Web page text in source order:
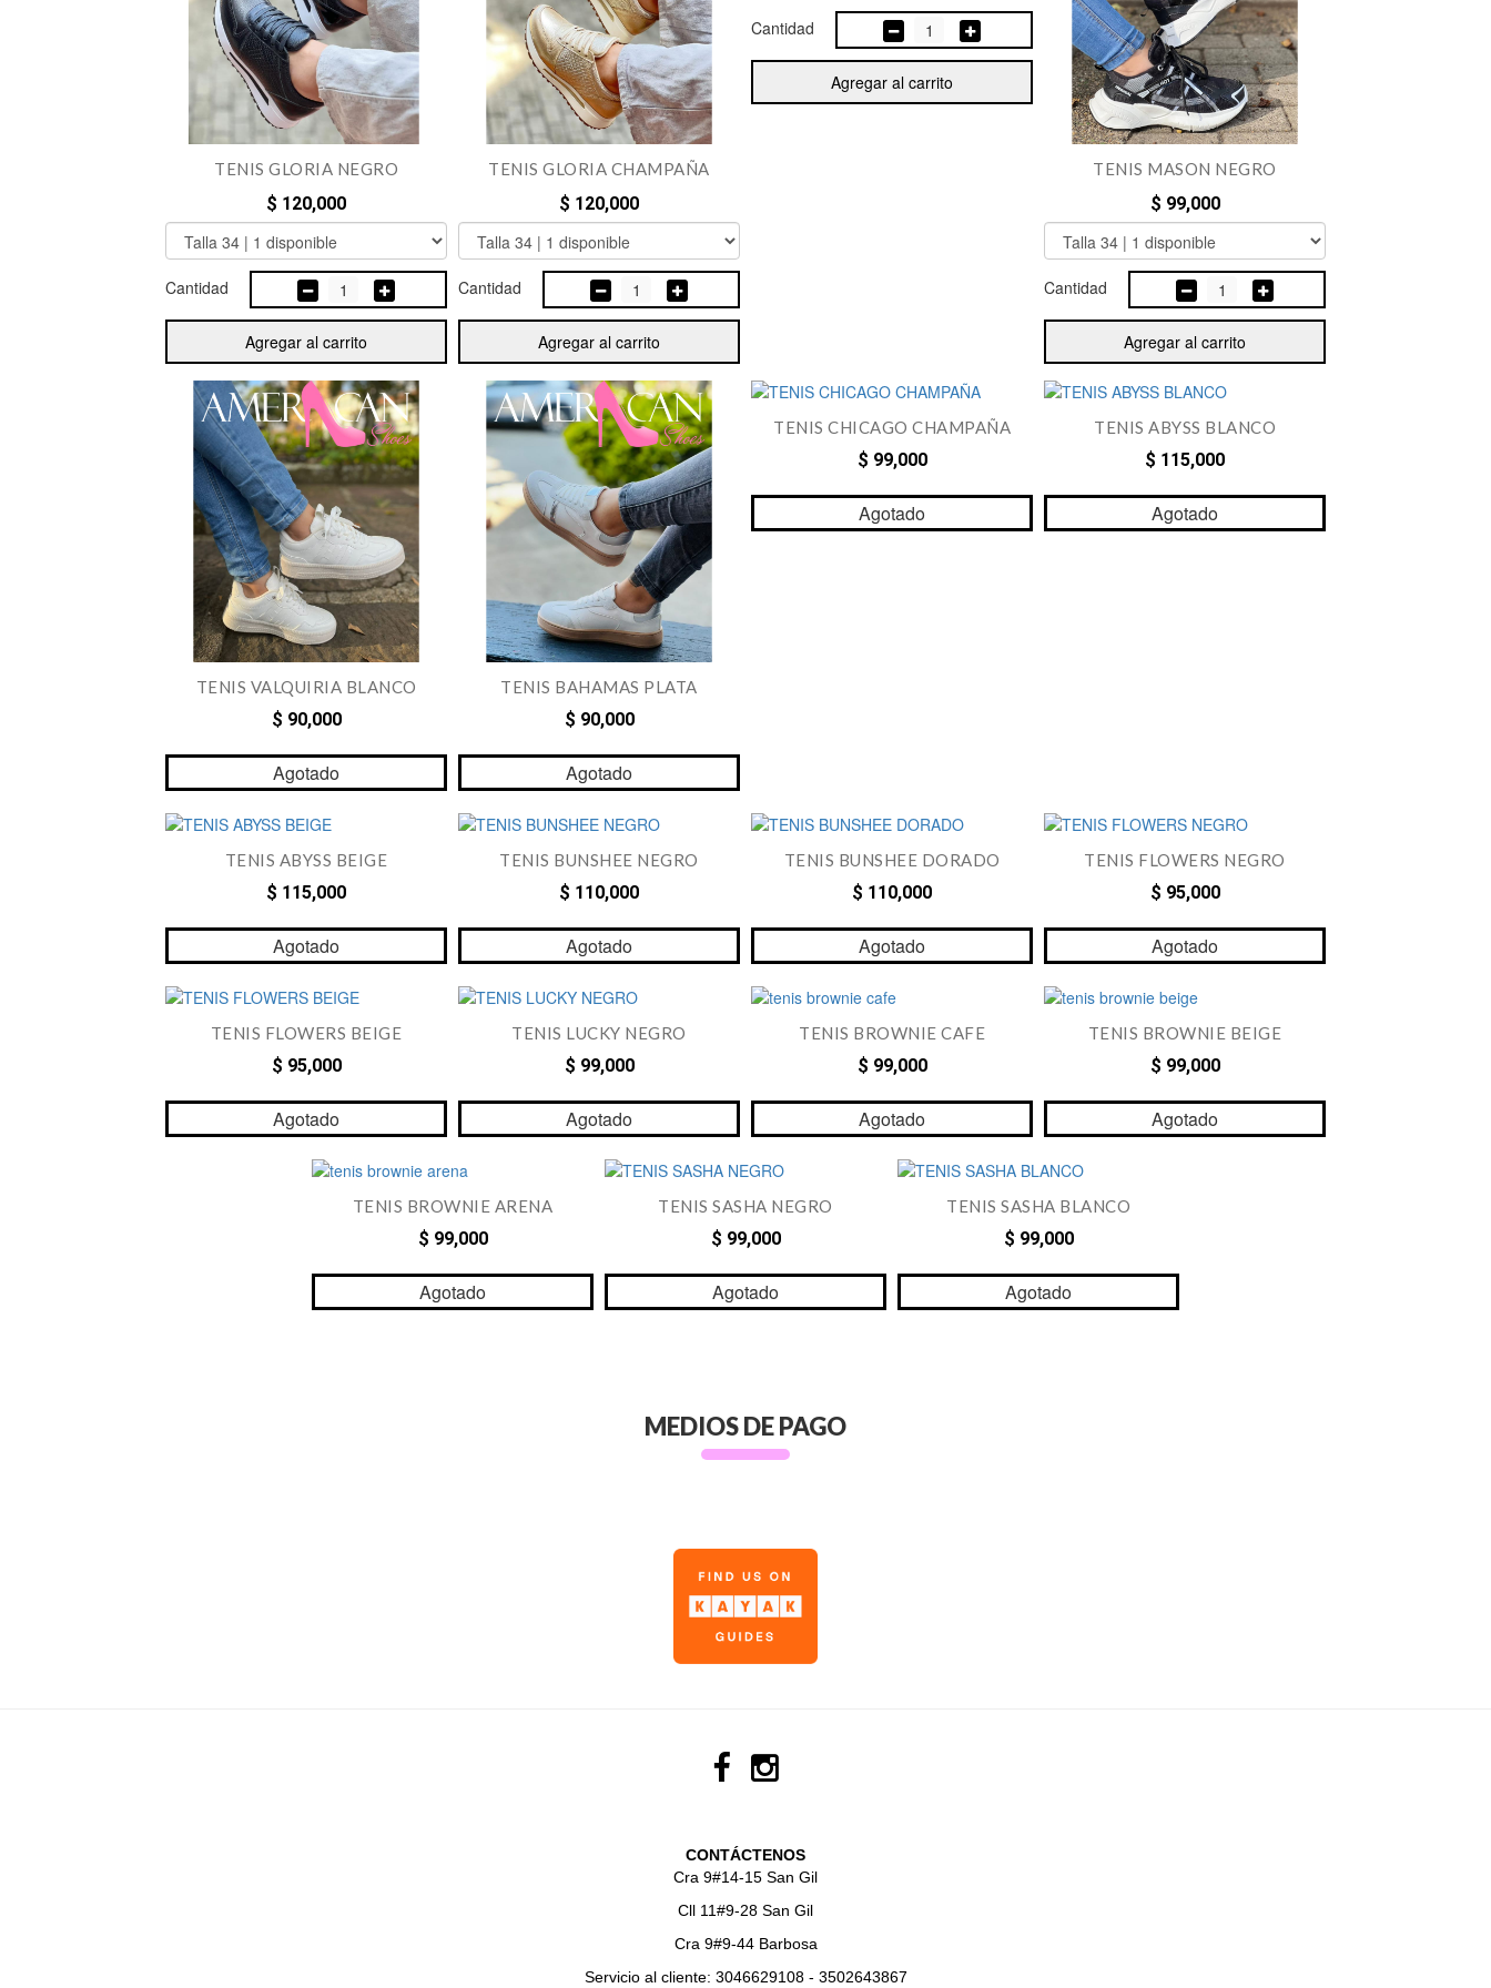
TENIS GLORIA NEGRO
$ 120,000
Cantidad 1
Agregar al carrito
TENIS GLORIA CHAMPAÑA
$ 120,000
Cantidad 1
Agregar al carrito
Cantidad 1
Agregar al carrito
TENIS MASON NEGRO
$ 99,000
Cantidad 1
Agregar al carrito
TENIS VALQUIRIA BLANCO
$ 90,000
Agotado
TENIS BAHAMAS PLATA
$ 90,000
Agotado
TENIS CHICAGO CHAMPAÑA
$ 99,000
Agotado
TENIS ABYSS BLANCO
$ 115,000
Agotado
TENIS ABYSS BEIGE
$ 115,000
Agotado
TENIS BUNSHEE NEGRO
$ 110,000
Agotado
TENIS BUNSHEE DORADO
$ 110,000
Agotado
TENIS FLOWERS NEGRO
$ 95,000
Agotado
TENIS FLOWERS BEIGE
$ 95,000
Agotado
TENIS LUCKY NEGRO
$ 99,000
Agotado
TENIS BROWNIE CAFE
$ 99,000
Agotado
TENIS BROWNIE BEIGE
$ 99,000
Agotado
TENIS BROWNIE ARENA
$ 99,000
Agotado
TENIS SASHA NEGRO
$ 99,000
Agotado
TENIS SASHA BLANCO
$ 99,000
Agotado
MEDIOS DE PAGO
CONTÁCTENOS
Cra 9#14-15 San Gil
Cll 11#9-28 San Gil
Cra 9#9-44 Barbosa
Servicio al cliente: 3046629108 - 3502643867